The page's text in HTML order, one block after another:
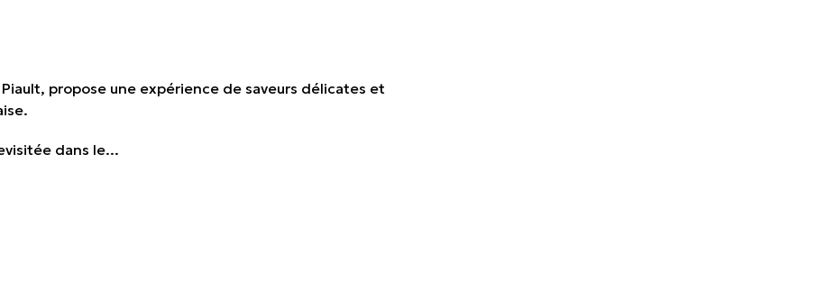
propose une expérience de saveurs délicates et
dans le...